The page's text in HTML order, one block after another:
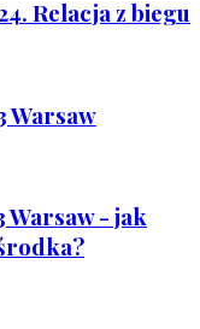
Relacja z biegu
Warsaw
Warsaw - jak